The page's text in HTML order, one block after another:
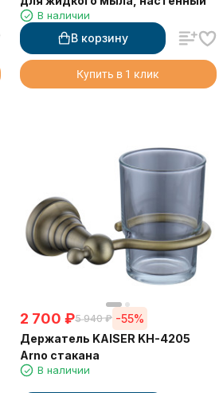
В наличии
В корзину
Купить в 1 клик
2 700 ₽5 940 ₽ -55%
Держатель KAISER KH-4205
Arno стакана
В наличии